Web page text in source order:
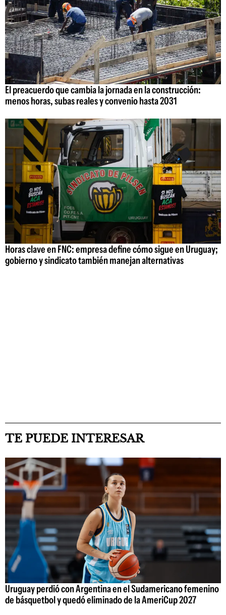
El preacuerdo que cambia la jornada en la construcción:
menos horas, subas reales y convenio hasta 2031
Horas clave en FNC: empresa define cómo sigue en Uruguay;
gobierno y sindicato también manejan alternativas
TE PUEDE INTERESAR
Uruguay perdió con Argentina en el Sudamericano femenino
de básquetbol y quedó eliminado de la AmeriCup 2027